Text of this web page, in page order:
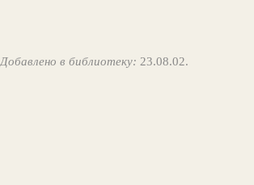
Добавлено в библиотеку: 23.08.02.